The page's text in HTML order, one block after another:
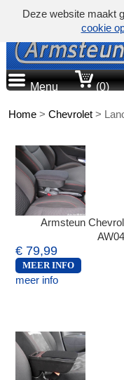
Menu (0)
Home >Chevrolet >
Armsteun
€ 79,99
MEER INFO
meer info
Deze website maakt
cookie